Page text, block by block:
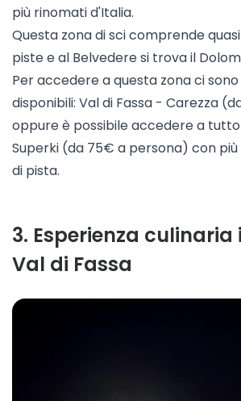
più rinomati d'Italia.
Questa zona di sci comprende
piste e al Belvedere si trova il
Per accedere a questa zona ci sono
disponibili: Val di Fassa - Carezza
oppure è possibile accedere a
Superki (da 75€ a persona) con più
di pista.
3. Esperienza
Val di Fassa